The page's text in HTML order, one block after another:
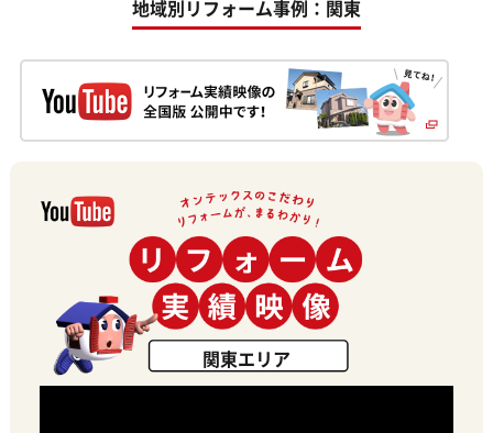
地域別リフォーム事例：関東
関東エリア